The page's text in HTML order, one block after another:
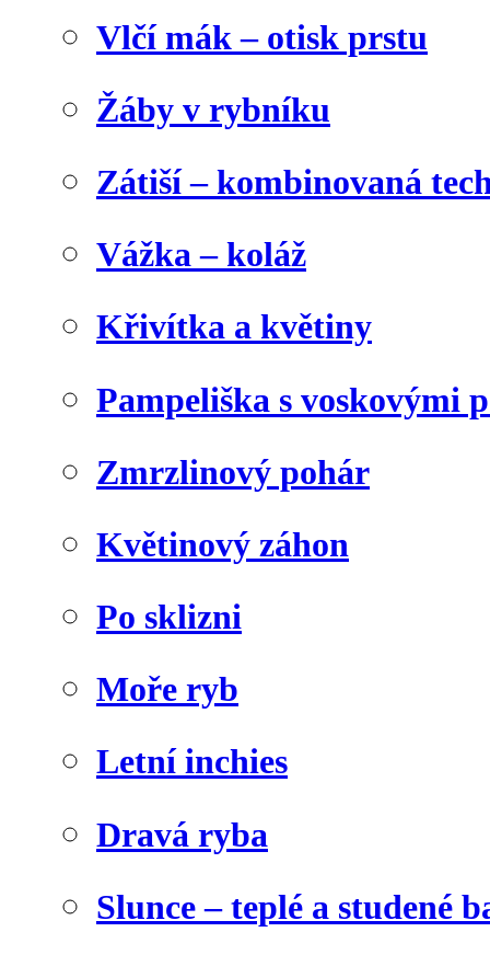
Vlčí mák – otisk prstu
Žáby v rybníku
Zátiší – kombinovaná
Vážka – koláž
Křivítka a květiny
Pampeliška s voskovými
Zmrzlinový pohár
Květinový záhon
Po sklizni
Moře ryb
Letní inchies
Dravá ryba
Slunce – teplé a studené